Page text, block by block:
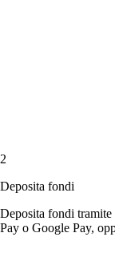
2
Deposita fondi
Deposita fondi
Pay o Google Pay,